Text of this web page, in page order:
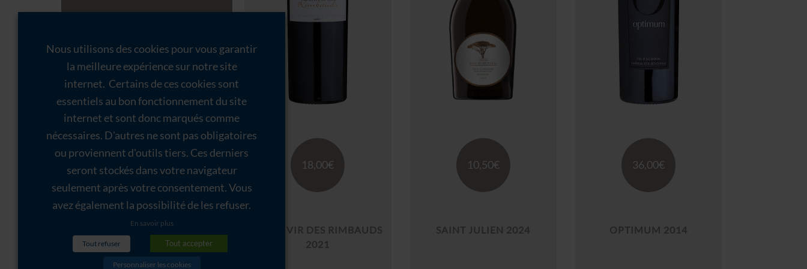
18,00€
TRIUMVIR DES RIMBAUDS
2021
10,50€
SAINT JULIEN 2024
36,00€
OPTIMUM 2014
Nous utilisons des cookies pour vous garantir
la meilleure expérience sur notre site
internet. Certains de ces cookies sont
essentiels au bon fonctionnement du site
internet et sont donc marqués comme
nécessaires. D'autres ne sont pas obligatoires
ou proviennent d'outils tiers. Ces derniers
seront stockés dans votre navigateur
seulement après votre consentement. Vous
avez également la possibilité de les refuser.
En savoir plus
Tout refuser Tout accepter
Personnaliser les cookies